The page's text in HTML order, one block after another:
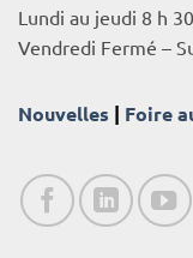
Lundi au jeudi 8 h
Vendredi Fermé –
Nouvelles | Foire